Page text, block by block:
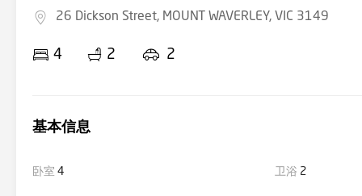
26 Dickson Street, MOUNT WAVERLEY, VIC 3149
4 2 2
基本信息
卧室 4 卫浴 2